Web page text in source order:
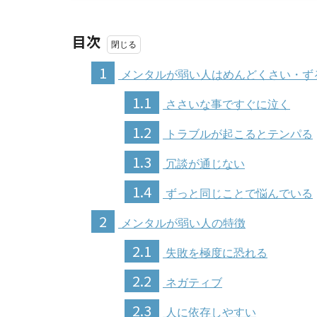
目次
1
メンタルが弱い人はめんどくさい・ず
1.1 ささいな事ですぐに泣く
1.2 トラブルが起こるとテンパる
1.3 冗談が通じない
1.4 ずっと同じことで悩んでいる
2 メンタルが弱い人の特徴
2.1 失敗を極度に恐れる
2.2 ネガティブ
2.3 人に依存しやすい